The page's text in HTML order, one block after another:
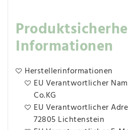
Informationen
Herstellerinformationen
EU Verantwortlicher
Co.KG
EU Verantwortlicher
72805 Lichtenstein